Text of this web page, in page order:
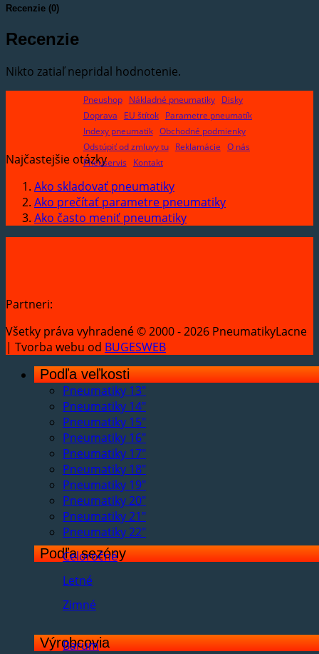
Recenzie (0)
Recenzie
Nikto zatiaľ nepridal hodnotenie.
Pneushop Nákladné pneumatiky
Disky
Doprava
EU štítok
Parametre pneumatík
Indexy pneumatik Obchodné podmienky
Odstúpiť od zmluvy tu
Reklamácie O nás
Pneuservis
Kontakt
Najčastejšie otázky
Ako skladovať pneumatiky
Ako prečítať parametre pneumatiky
Ako často meniť pneumatiky
Partneri:
Všetky práva vyhradené © 2000 - 2026 PneumatikyLacne
| Tvorba webu od BUGESWEB
Podľa veľkosti
Pneumatiky 13"
Pneumatiky 14"
Pneumatiky 15"
Pneumatiky 16"
Pneumatiky 17"
Pneumatiky 18"
Pneumatiky 19"
Pneumatiky 20"
Pneumatiky 21"
Pneumatiky 22"
Podľa sezóny
Celoročné
Letné
Zimné
Výrobcovia
Barum